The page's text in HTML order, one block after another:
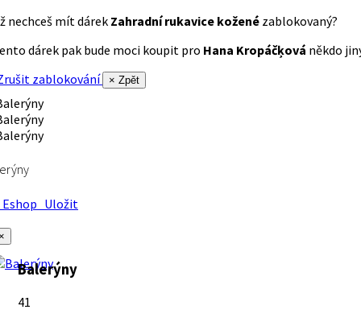
nechceš mít dárek Zahradní rukavice kožené zablokovaný?
dárek pak bude moci koupit pro Hana Kropáčķová někdo
zablokování
× Zpět
Uložit
Balerýny
41